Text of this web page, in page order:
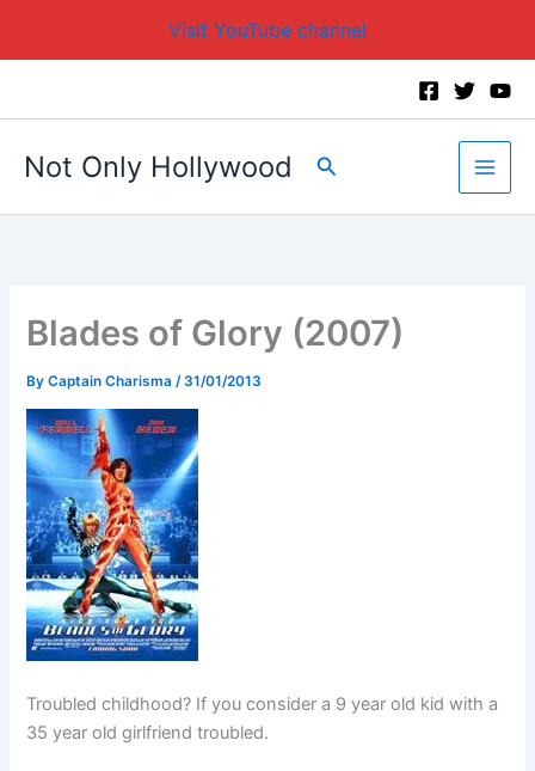
Visit YouTube channel
Not Only Hollywood Search
Blades of Glory (2007)
ByCaptain Charisma /31/01/2013
Troubled childhood? If you consider a 9 year old kid with a
35 year old girlfriend troubled.